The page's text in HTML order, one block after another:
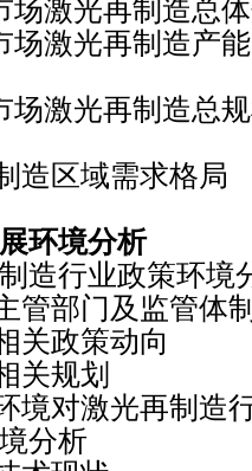
再制造总体规
再制造产能
光再制造总规
区域需求格局
环境分析
行业政策环境
门及监管体
政策动向
规划
激光再制造行
分析